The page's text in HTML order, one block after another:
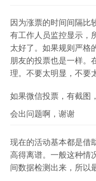
因为涨票的时间间隔比
有工作人员监控显示，
太好了。如果规则严格
朋友的投票也是一样。
理。不要太明显，不要
如果微信投票，有截图
会出问题啊，谢谢
现在的活动基本都是借
高得离谱。一般这种情
间数据检测出来，所以